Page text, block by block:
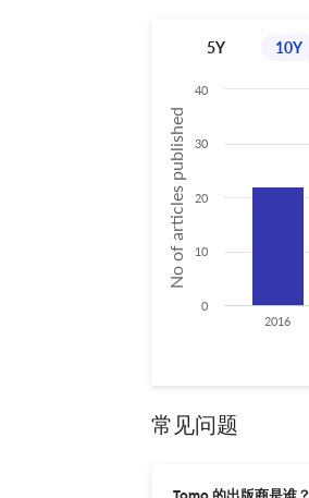
5Y 10Y
No of articles published
2016
0
10
20
30
40
常见问题